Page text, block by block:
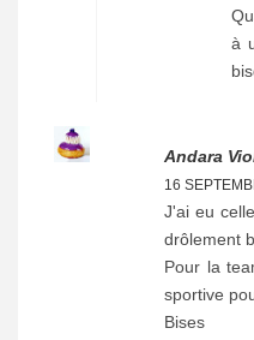
à
Andara
16
J'ai eu
drôlement
Pour la
sportive
Bises